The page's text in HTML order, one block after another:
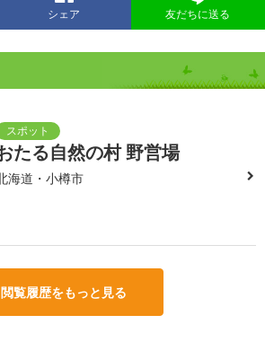
シェア 友だちに送る
たる自然の村 野営場
海道・小樽市
閲覧履歴をもっと見る